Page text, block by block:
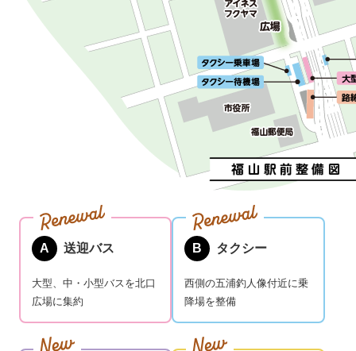
A 送迎バス
大型、中・小型バスを北口
広場に集約
B タクシー
西側の五浦釣人像付近に乗
降場を整備